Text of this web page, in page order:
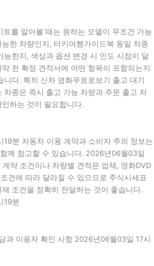
트를 알아볼 때는 원하는 모델이 무조건 가능
한 차량인지, 터키여행가이드북 동일 차종
능한지, 색상과 옵션 변경 시 인도 시점이 달
전 확정 견적서에 어떤 항목이 포함되는지
니다. 특히 신차 영화무료로보기 출고 대기
차종은 즉시 출고 가능 차량과 주문 출고 차
하는 것이 필요합니다.
분 자동차 이용 계약과 소비자 주의 정보는
께 참고할 수 있습니다. 2026년06월03일
계약 조건이나 차량별 견적은 업체, 영화DVD
건에 따라 달라질 수 있으므로 주식시세표
조건을 정확히 전달하는 것이 좋습니다.
19분
과 이용자 확인 사항 2026년06월03일 17시